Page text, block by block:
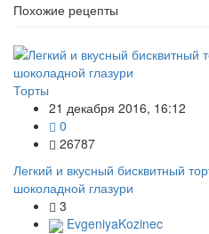
Похожие рецепты
Торты
21 декабря 2016, 16:12
0
26787
Легкий и вкусный бисквитный
шоколадной глазури
3
EvgeniyaKozinec